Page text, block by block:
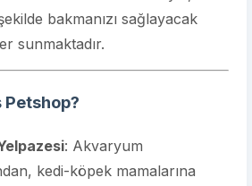
bakmanızı sağlayacak
sunmaktadır.
Petshop?
: Akvaryum
kedi-köpek mamalarına